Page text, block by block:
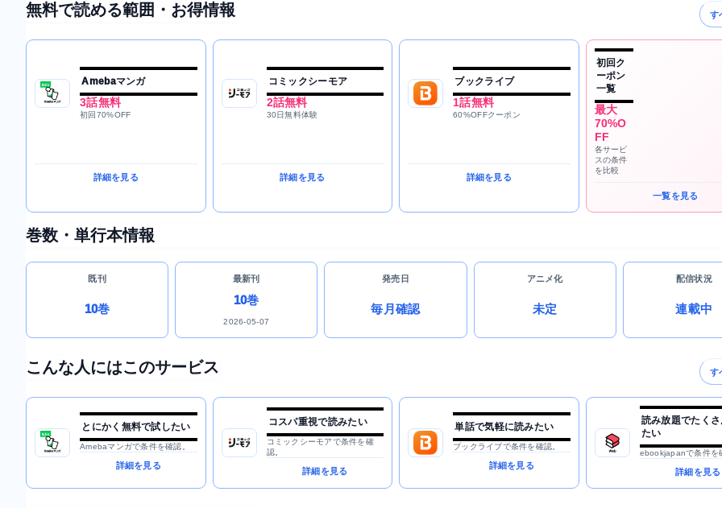
無料で読める範囲・お得情報 す
Amebaマンガ
3話無料
初回70%OFF
詳細を見る
コミックシーモア
2話無料
30日無料体験
詳細を見る
ブックライブ
1話無料
60%OFFクーポン
詳細を見る
初回ク
ーポン
一覧
最大
70%O
FF
各サービ
スの条件
を比較
一覧を見る
巻数・単行本情報
既刊
10巻
最新刊
10巻
2026-05-07
発売日
毎月確認
アニメ化
未定
配信状況
連載中
こんな人にはこのサービス す
とにかく無料で試したい
Amebaマンガで条件を確認。
詳細を見る
コスパ重視で読みたい
コミックシーモアで条件を確
認。
詳細を見る
単話で気軽に読みたい
ブックライブで条件を確認。
詳細を見る
読み放題でたく
たい
ebookjapanで条件を
詳細を見る